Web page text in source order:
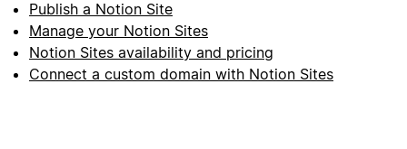
Publish a Notion Site
Manage your Notion Sites
Notion Sites availability and pricing
Connect a custom domain with Notion Sites